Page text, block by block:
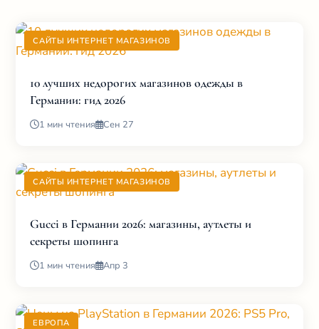
САЙТЫ ИНТЕРНЕТ МАГАЗИНОВ
10 лучших недорогих магазинов одежды в
Германии: гид 2026
1 мин чтения Сен 27
САЙТЫ ИНТЕРНЕТ МАГАЗИНОВ
Gucci в Германии 2026: магазины, аутлеты и
секреты шопинга
1 мин чтения Апр 3
ЕВРОПА